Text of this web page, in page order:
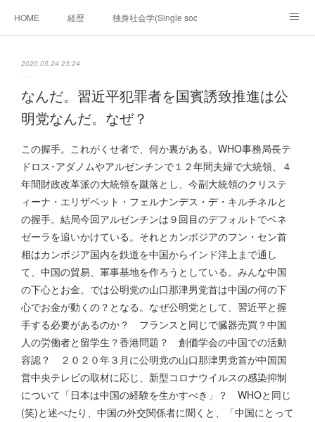
HOME 経歴 独身社会学(Single sociology)と高齢化社会学
移動出来て、工場で作る建物。未来２１００研究所
「心神の夢想２０２０」 フィリピンマンションは買うべきでは無い理由は全
海外生活の掟
フィリピンの問題点 フィリピンの歴史
フィリピン経済談義 ファッションを考える 漫画
未来２１００研究所他のアイデアマニラ男の手料理 総集編
https://globalclub.amebaownd.com/
2020.05.24 23:24
なんだ。習近平犯罪者を国賓誘致推進は公
明党なんだ。なぜ？
この握手。これがくせ者で、何か裏がある。WHO事務局長テ
ドロス･アダノムやアルゼンチンで１２年間夫婦で大統領、４
年間財政改革派の大統領を蹴落とし、今副大統領のクリステ
ィーナ・エリザベット・フェルナンデス・デ・キルチネルと
の握手。結局今回アルゼンチンは９回目のデフォルトでベネ
ゼーラを追いかけている。それとカンボジアのフン・セン首
相はカンボジア国内を鉄道を中国からインド洋上まで通し
て、中国の貿易、軍事基地を作ろうとしている。みんな中国
の下心とお金。では公明党の山口那津男党首は中国の何の下
心でお金が動くの？となる。なぜ公明党として、習近平と握
手する必要があるのか？ フランスと同じで臓器売買？中国
人の労働者と留学生？香港問題？ 創価学会の中国での活動
容認？ ２０２０年３月に公明党の山口那津男党首が中国国
営中央テレビの取材に応じ、新型コロナウイルスの感染抑制
について「日本は中国の経験を生かすべき」？ WHOと同じ
(笑)と述べたり、中国の外交関係者に聞くと、「中国にとって